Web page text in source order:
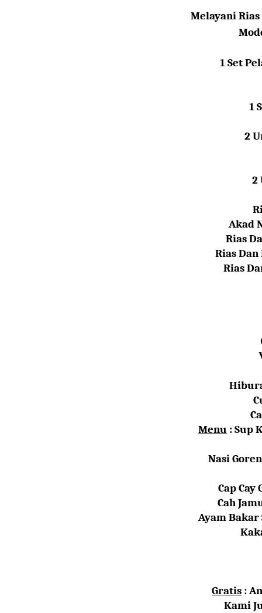
Melayani
1 Set
1
2
2
Akad
Rias
Rias
Rias
H
C
Menu : Sup
Nasi
Cap
Cah
Ayam Bakar
Gratis :
Kami